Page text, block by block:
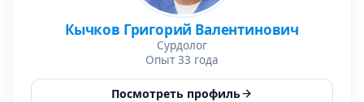
Кычков Григорий Валентинович
Сурдолог
Опыт 33 года
Посмотреть профиль